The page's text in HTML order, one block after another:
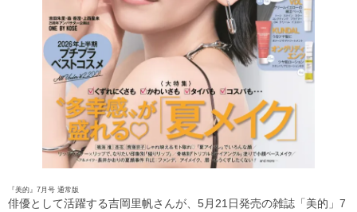
『美的』7月号 通常版
俳優として活躍する吉岡里帆さんが、5月21日発売の雑誌「美的」7